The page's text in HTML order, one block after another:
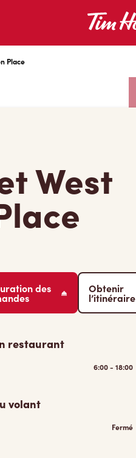
Place
West
des Obtenir
l’itinéraire
restaurant
6:00 - 18:00
volant
Fermé